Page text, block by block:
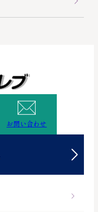
お問い合わせ